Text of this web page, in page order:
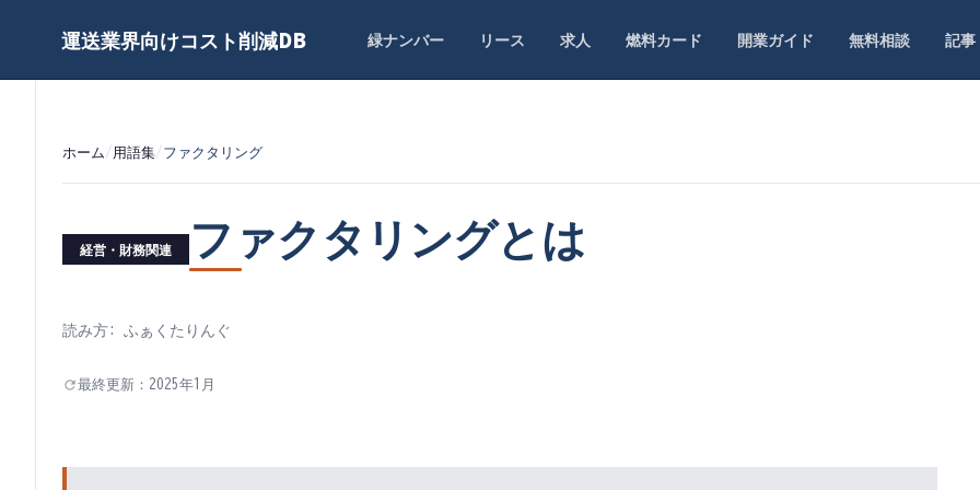
運送業界向けコスト削減DB 緑ナンバー リース 求人 燃料カード 開業ガイド 無料相談 記事
ホーム/ 用語集/ ファクタリング
経営・財務関連 ファクタリングとは
読み方: ふぁくたりんぐ
最終更新： 2025年1月